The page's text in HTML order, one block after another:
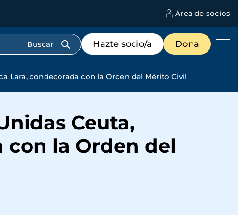
Área de socios
Menú
de
destacados
Hazte socio/a Dona
Lara, condecorada con la Orden del Mérito Civil
Ceuta,
con la Orden del